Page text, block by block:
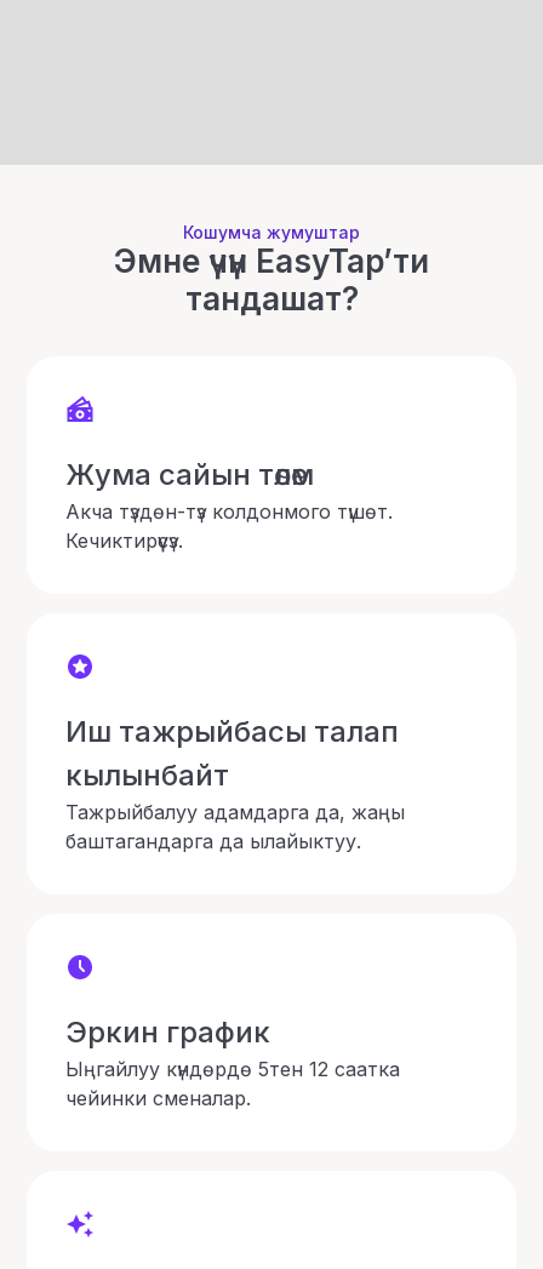
Кошумча жумуштар
Эмне үчүн EasyTap’ти
тандашат?
Жума сайын төлөм
Акча түздөн-түз колдонмого түшөт.
Кечиктирүүсүз.
Иш тажрыйбасы талап
кылынбайт
Тажрыйбалуу адамдарга да, жаңы
баштагандарга да ылайыктуу.
Эркин график
Ыңгайлуу күндөрдө 5тен 12 саатка
чейинки сменалар.